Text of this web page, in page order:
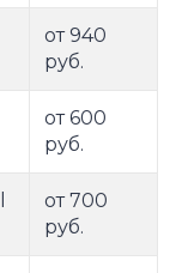
от 940
руб.
от 600
руб.
от 700
руб.